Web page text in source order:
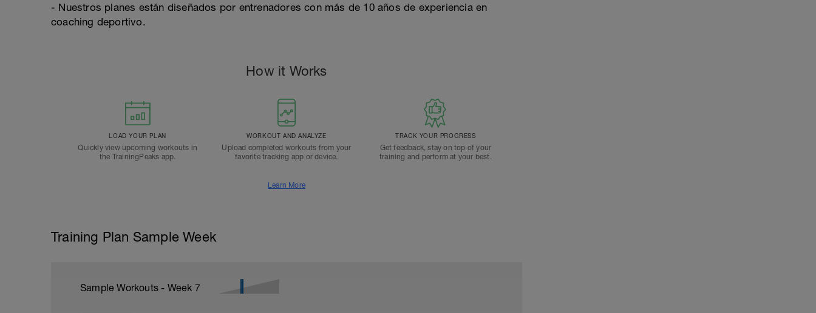
- Nuestros planes están diseñados por entrenadores con más de 10 años de experiencia en
coaching deportivo.
How it Works
LOAD YOUR PLAN
Quickly view upcoming workouts in
the TrainingPeaks app.
WORKOUT AND ANALYZE
Upload completed workouts from your
favorite tracking app or device.
TRACK YOUR PROGRESS
Get feedback, stay on top of your
training and perform at your best.
Learn More
Training Plan Sample Week
Sample Workouts - Week 7